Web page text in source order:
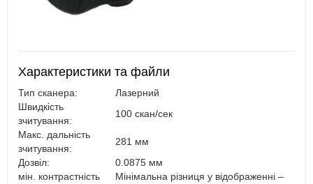
Характеристики та файли
Тип сканера:
Лазерний
Швидкість
зчитування:
100 скан/сек
Макс. дальність
зчитування:
281 мм
Дозвіл:
0.0875 мм
мін. контрастність
Мінімальна різниця у відображенні –